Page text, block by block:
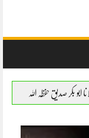
اہل کتاب کے برتن استعمال کرنے